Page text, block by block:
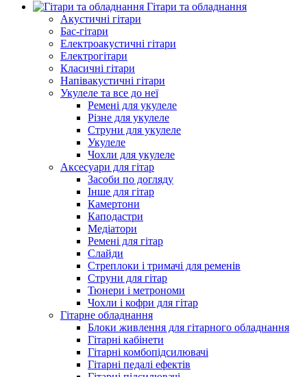
Гітари та обладнання
Акустичні гітари
Бас-гітари
Електроакустичні гітари
Електрогітари
Класичні гітари
Напівакустичні гітари
Укулеле та все до неї
Ремені для укулеле
Різне для укулеле
Струни для укулеле
Укулеле
Чохли для укулеле
Аксесуари для гітар
Засоби по догляду
Інше для гітар
Камертони
Каподастри
Медіатори
Ремені для гітар
Слайди
Стреплоки і тримачі для ременів
Струни для гітар
Тюнери і метрономи
Чохли і кофри для гітар
Гітарне обладнання
Блоки живлення для гітарного обладнання
Гітарні кабінети
Гітарні комбопідсилювачі
Гітарні педалі ефектів